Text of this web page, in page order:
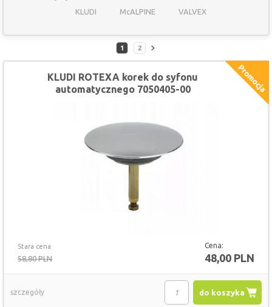
KLUDI
McALPINE VALVEX
1 2
Stara cena
58,80 PLN
Cena:
48,00 PLN
KLUDI ROTEXA korek do syfonu
automatycznego 7050405-00
do koszyka
szczegóły